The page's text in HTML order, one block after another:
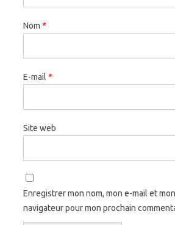
Nom *
E-mail *
Site web
Enregistrer mon nom, mon e-mail et
navigateur pour mon prochain